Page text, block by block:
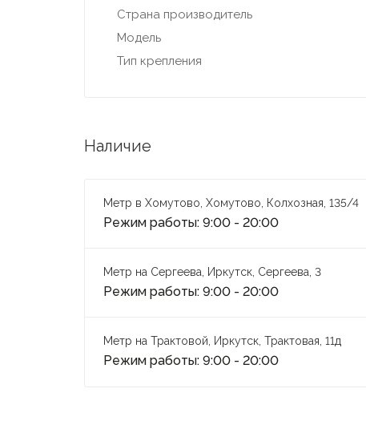
Страна производитель
Модель
Тип крепления
Наличие
Метр в Хомутово, Хомутово, Колхозная, 135/4
Режим работы: 9:00 - 20:00
Метр на Сергеева, Иркутск, Сергеева, 3
Режим работы: 9:00 - 20:00
Метр на Трактовой, Иркутск, Трактовая, 11д
Режим работы: 9:00 - 20:00